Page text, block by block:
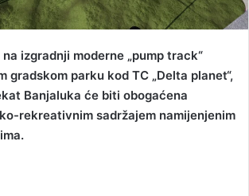
izgradnji moderne „pump track“
gradskom parku kod TC „Delta planet“,
Banjaluka će biti obogaćena
rekreativnim sadržajem namijenjenim